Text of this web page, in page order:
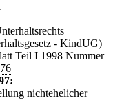
- KindUG)
Teil I 1998 Nummer
nichtehelicher